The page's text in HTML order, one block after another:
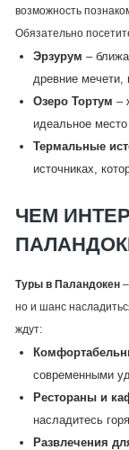
возможность
Обязательно
Эрзурум –
древние мечети,
Озеро Тортум –
идеальное
Термальные
источниках,
ЧЕМ
Туры в Паландокен–
но и шанс
ждут:
современными
Рестораны и
насладитесь
Развлечения